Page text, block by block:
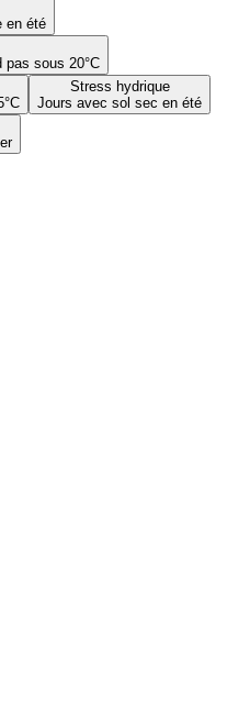
en été
pas sous 20°C
Stress hydrique
Jours avec sol sec en été